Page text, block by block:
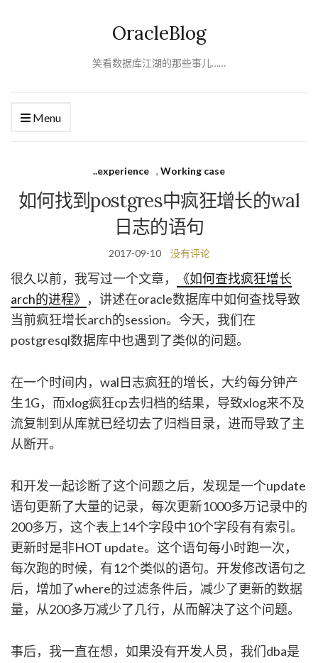
OracleBlog
笑看数据库江湖的那些事儿……
Menu
..experience , Working case
如何找到postgres中疯狂增长的wal
日志的语句
2017-09-10 没有评论
很久以前，我写过一个文章，
《如何查找疯狂增长
arch的进程》 ，讲述在oracle数据库中如何查找导致
当前疯狂增长arch的session。今天，我们在
postgresql数据库中也遇到了类似的问题。
在一个时间内，wal日志疯狂的增长，大约每分钟产
生1G，而xlog疯狂cp去归档的结果，导致xlog来不及
流复制到从库就已经切去了归档目录，进而导致了主
从断开。
和开发一起诊断了这个问题之后，发现是一个update
语句更新了大量的记录，每次更新1000多万记录中的
200多万，这个表上14个字段中10个字段有有索引。
更新时是非HOT update。这个语句每小时跑一次，
每次跑的时候，有12个类似的语句。开发修改语句之
后，增加了where的过滤条件后，减少了更新的数据
量，从200多万减少了几行，从而解决了这个问题。
事后，我一直在想，如果没有开发人员，我们dba是